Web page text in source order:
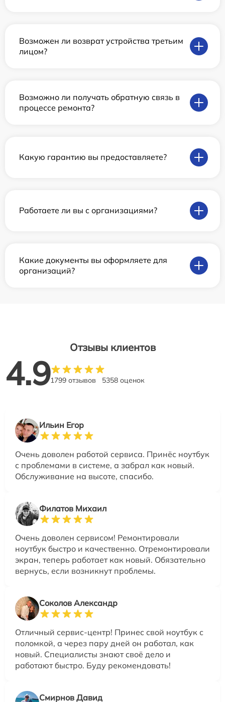
Возможен ли возврат устройства третьим
лицом?
Возможно ли получать обратную связь в
процессе ремонта?
Какую гарантию вы предоставляете?
Работаете ли вы с организациями?
Какие документы вы оформляете для
организаций?
Отзывы клиентов
4.91799 отзывов 5358 оценок
Ильин Егор
Очень доволен работой сервиса. Принёс ноутбук
с проблемами в системе, а забрал как новый.
Обслуживание на высоте, спасибо.
Филатов Михаил
Очень доволен сервисом! Ремонтировали
ноутбук быстро и качественно. Отремонтировали
экран, теперь работает как новый. Обязательно
вернусь, если возникнут проблемы.
Соколов Александр
Отличный сервис-центр! Принес свой ноутбук с
поломкой, а через пару дней он работал, как
новый. Специалисты знают своё дело и
работают быстро. Буду рекомендовать!
Смирнов Давид